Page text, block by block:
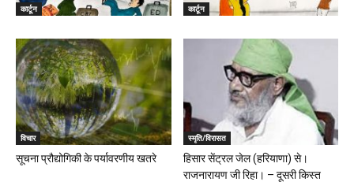
कार्टून कार्टून
विचार
सूचना प्रौद्योगिकी के पर्यावरणीय खतरे
स्मृति/विरासत
हिसार सेंट्रल जेल (हरियाणा) से।
राजनारायण जी रिहा। – दूसरी किस्त